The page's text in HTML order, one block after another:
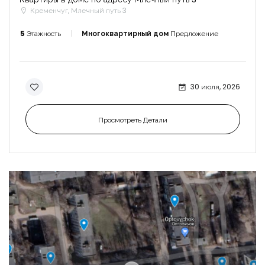
Кременчуг, Млечный путь 3
5 Этажность Многоквартирный дом Предложение
30 июля, 2026
Просмотреть Детали